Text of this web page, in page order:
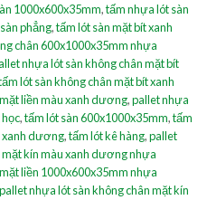
1000x600x35mm,tấm nhựa lót sàn
phẳng,tấm lót sàn mặt bít xanh
chân 600x1000x35mm nhựa
nhựa lót sàn không chân mặt bít
lót sàn không chân mặt bít xanh
liền màu xanh dương,pallet nhựa
,tấm lót sàn 600x1000x35mm,tấm
xanh dương,tấm lót kê hàng,pallet
mặt kín màu xanh dương nhựa
liền 1000x600x35mm nhựa
pallet nhựa lót sàn không chân mặt kín